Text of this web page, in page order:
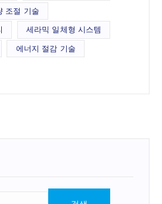
조절 기술
세라믹 일체형 시스템
에너지 절감 기술